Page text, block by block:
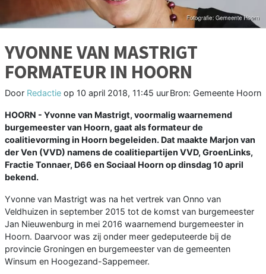
YVONNE VAN MASTRIGT
FORMATEUR IN HOORN
Door Redactie op 10 april 2018, 11:45 uurBron: Gemeente Hoorn
HOORN - Yvonne van Mastrigt, voormalig waarnemend
burgemeester van Hoorn, gaat als formateur de
coalitievorming in Hoorn begeleiden. Dat maakte Marjon van
der Ven (VVD) namens de coalitiepartijen VVD, GroenLinks,
Fractie Tonnaer, D66 en Sociaal Hoorn op dinsdag 10 april
bekend.
Yvonne van Mastrigt was na het vertrek van Onno van
Veldhuizen in september 2015 tot de komst van burgemeester
Jan Nieuwenburg in mei 2016 waarnemend burgemeester in
Hoorn. Daarvoor was zij onder meer gedeputeerde bij de
provincie Groningen en burgemeester van de gemeenten
Winsum en Hoogezand-Sappemeer.